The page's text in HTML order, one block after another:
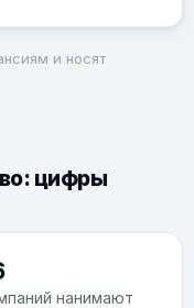
и носят
цифры
нанимают